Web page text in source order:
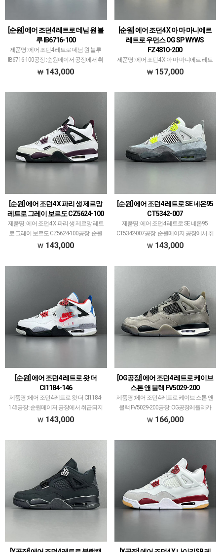
[순원] 에어 조던4 레트로 데님 원 블
루 IB6716-100
제품명 :에어 조던4 레트로 데님 원 블루
IB6716-100공장 :순원메이저 공장에서 취
급되지 않는 개체 좋은 제품만 선별했습니
143,000
[순원] 에어 조던4 X 아 마 마니에르
레트로 우먼스 OG SP WYWS
FZ4810-200
제품명 :에어 조던4 X 아 마 마니에르 레트
로 우먼스 OG SP WYWS FZ4810-200공장 :
157,000
[순원] 에어 조던4 X 파리 생 제르망
레트로 그레이 보르도 CZ5624-100
제품명 :에어 조던4 X 파리 생 제르망 레트
로 그레이 보르도 CZ5624-100공장 :순원
메이저 공장에서 취급되지 않는 개체 좋은
143,000
[순원] 에어 조던4 레트로 SE 네온95
CT5342-007
제품명 :에어 조던4 레트로 SE 네온95
CT5342-007공장 :순원메이저 공장에서 취
급되지 않는 개체 좋은 제품만 선별했습니
143,000
[순원] 에어 조던4 레트로 왓 더
CI1184-146
제품명 :에어 조던4 레트로 왓 더 CI1184-
146공장 :순원메이저 공장에서 취급되지
않는 개체 좋은 제품만 선별했습니다.제품
143,000
[OG공장] 에어 조던4 레트로 케이브
스톤 앤 블랙 FV5029-200
제품명 :에어 조던4 레트로 케이브 스톤 앤
블랙 FV5029-200공장 :OG공장레플리카
신발 공장에서 가장 큰 PK공장만큼 OG공
166,000